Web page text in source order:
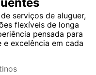
serviços de aluguer,
flexíveis de longa
pensada para
excelência em cada